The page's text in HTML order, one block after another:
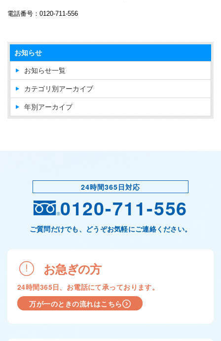
電話番号：0120-711-556
お知らせ
お知らせ一覧
カテゴリ別アーカイブ
年別アーカイブ
24時間365日対応
0120-711-556
ご質問だけでも、どうぞお気軽にご連絡ください。
お急ぎの方
24時間365日、お電話にて承っております。
万が一のときの流れはこちら